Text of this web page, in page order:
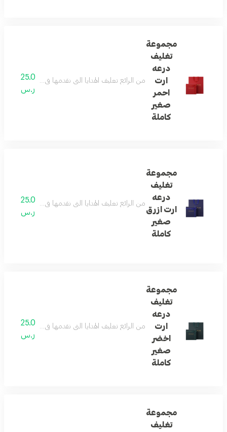
مجموعة
تغليف
درعه
ارت
احمر
صغير
كاملة
من الرائع تغليف الهدايا التي نقدمها في حياتنا ...
25.0
ر.س
مجموعة
تغليف
درعه
ارت ازرق
صغير
كاملة
من الرائع تغليف الهدايا التي نقدمها في حياتنا ...
25.0
ر.س
مجموعة
تغليف
درعه
ارت
اخضر
صغير
كاملة
من الرائع تغليف الهدايا التي نقدمها في حياتنا ...
25.0
ر.س
مجموعة
تغليف